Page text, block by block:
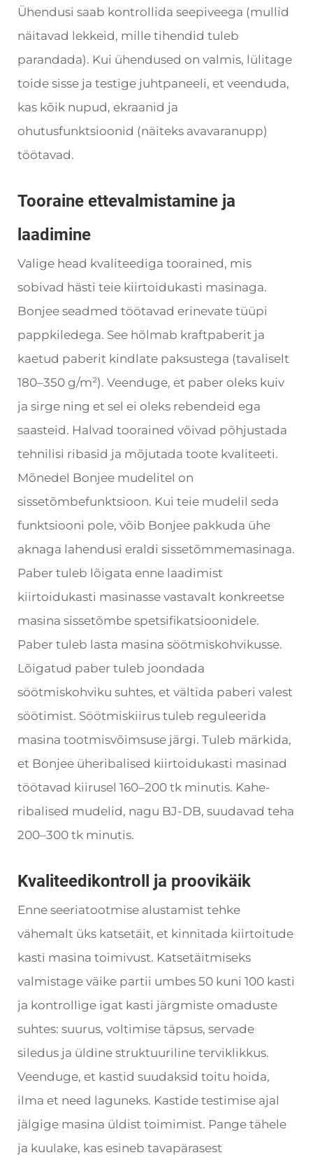
Ühendusi saab kontrollida seepiveega (mullid
näitavad lekkeid, mille tihendid tuleb
parandada). Kui ühendused on valmis, lülitage
toide sisse ja testige juhtpaneeli, et veenduda,
kas kõik nupud, ekraanid ja
ohutusfunktsioonid (näiteks avavaranupp)
töötavad.
Tooraine ettevalmistamine ja
laadimine
Valige head kvaliteediga toorained, mis
sobivad hästi teie kiirtoidukasti masinaga.
Bonjee seadmed töötavad erinevate tüüpi
pappkiledega. See hõlmab kraftpaberit ja
kaetud paberit kindlate paksustega (tavaliselt
180–350 g/m²). Veenduge, et paber oleks kuiv
ja sirge ning et sel ei oleks rebendeid ega
saasteid. Halvad toorained võivad põhjustada
tehnilisi ribasid ja mõjutada toote kvaliteeti.
Mõnedel Bonjee mudelitel on
sissetõmbefunktsioon. Kui teie mudelil seda
funktsiooni pole, võib Bonjee pakkuda ühe
aknaga lahendusi eraldi sissetõmmemasinaga.
Paber tuleb lõigata enne laadimist
kiirtoidukasti masinasse vastavalt konkreetse
masina sissetõmbe spetsifikatsioonidele.
Paber tuleb lasta masina söötmiskohvikusse.
Lõigatud paber tuleb joondada
söötmiskohviku suhtes, et vältida paberi valest
söötimist. Söötmiskiirus tuleb reguleerida
masina tootmisvõimsuse järgi. Tuleb märkida,
et Bonjee üheribalised kiirtoidukasti masinad
töötavad kiirusel 160–200 tk minutis. Kahe-
ribalised mudelid, nagu BJ-DB, suudavad teha
200–300 tk minutis.
Kvaliteedikontroll ja proovikäik
Enne seeriatootmise alustamist tehke
vähemalt üks katsetäit, et kinnitada kiirtoitude
kasti masina toimivust. Katsetäitmiseks
valmistage väike partii umbes 50 kuni 100 kasti
ja kontrollige igat kasti järgmiste omaduste
suhtes: suurus, voltimise täpsus, servade
siledus ja üldine struktuuriline terviklikkus.
Veenduge, et kastid suudaksid toitu hoida,
ilma et need laguneks. Kastide testimise ajal
jälgige masina üldist toimimist. Pange tähele
ja kuulake, kas esineb tavapärasest